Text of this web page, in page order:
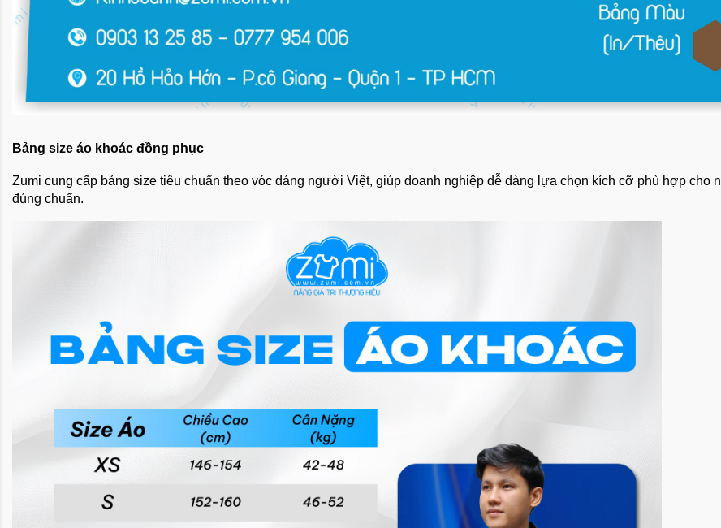
Bảng size áo khoác đồng phục
Zumi cung cấp bảng size tiêu chuẩn theo vóc dáng người Việt, giúp doanh nghiệp dễ dàng lựa chọn kích cỡ phù hợp
đúng chuẩn.